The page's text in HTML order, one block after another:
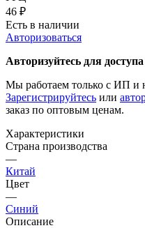
46 ₽
Есть в наличии
Авторизоваться
Авторизуйтесь для
Мы работаем только с ИП и
Зарегистрируйтесь или
заказ по оптовым ценам.
Характеристики
Страна производства
—
Китай
Цвет
—
Синий
Описание